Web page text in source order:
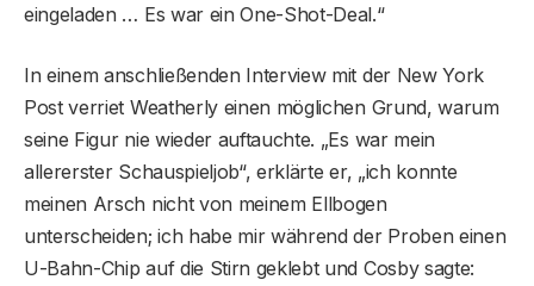
eingeladen … Es war ein One-Shot-Deal.“
In einem anschließenden Interview mit der New York
Post verriet Weatherly einen möglichen Grund, warum
seine Figur nie wieder auftauchte. „Es war mein
allererster Schauspieljob“, erklärte er, „ich konnte
meinen Arsch nicht von meinem Ellbogen
unterscheiden; ich habe mir während der Proben einen
U-Bahn-Chip auf die Stirn geklebt und Cosby sagte: